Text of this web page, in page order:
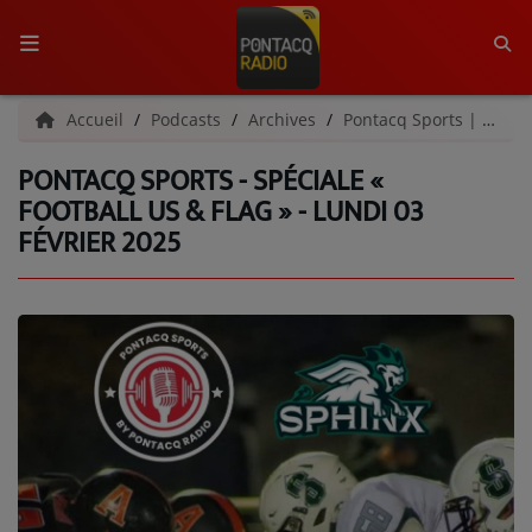
ACCUEIL
RADIO
QUI SOMMES-NOUS ?
L'ÉQUIPE
GRILLE DES PROGRAMMES
C'ÉTAIT QUOI CE TITRE ?
PODCASTS - SAISON 2026/2027
Accueil Podcasts Archives Pontacq Sports | Archives
PONTACQ SPORTS - SPÉCIALE «
FOOTBALL US & FLAG » - LUNDI 03
FÉVRIER 2025